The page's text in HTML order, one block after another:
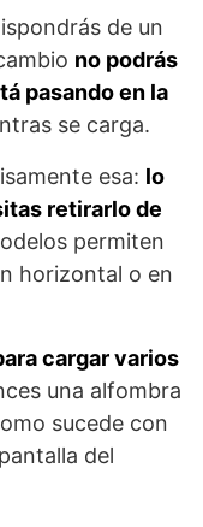
de un
no podrás
pasando en la
se carga.
esa: lo
retirarlo de
permiten
horizontal o en
cargar varios
una alfombra
sucede con
del